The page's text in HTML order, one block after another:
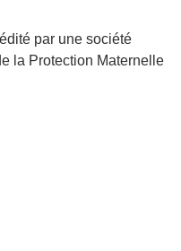
par une société
la Protection Maternelle